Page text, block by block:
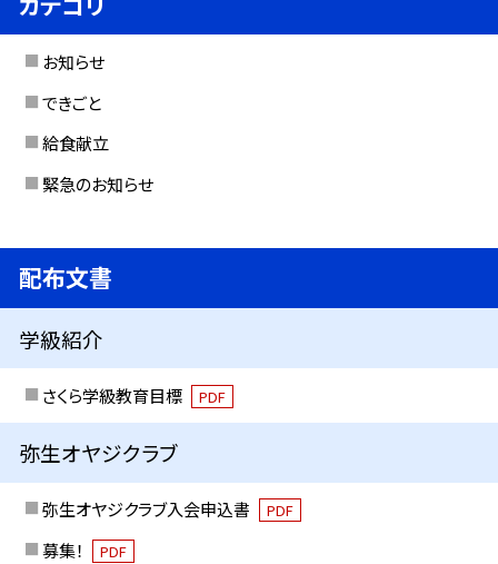
お知らせ
できごと
給食献立
緊急のお知らせ
配布文書
学級紹介
さくら学級教育目標 PDF
弥生オヤジクラブ
弥生オヤジクラブ入会申込書 PDF
募集！ PDF